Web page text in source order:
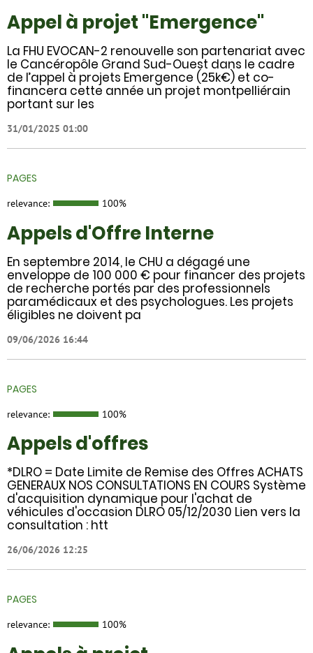
Appel à projet "Emergence"
La FHU EVOCAN-2 renouvelle son partenariat avec
le Cancéropôle Grand Sud-Ouest dans le cadre
de l’appel à projets Emergence (25k€) et co-
financera cette année un projet montpelliérain
portant sur les
31/01/2025 01:00
PAGES
relevance: 100%
Appels d'Offre Interne
En septembre 2014, le CHU a dégagé une
enveloppe de 100 000 € pour financer des projets
de recherche portés par des professionnels
paramédicaux et des psychologues. Les projets
éligibles ne doivent pa
09/06/2026 16:44
PAGES
relevance: 100%
Appels d'offres
*DLRO = Date Limite de Remise des Offres ACHATS
GENERAUX NOS CONSULTATIONS EN COURS Système
d'acquisition dynamique pour l'achat de
véhicules d'occasion DLRO 05/12/2030 Lien vers la
consultation : htt
26/06/2026 12:25
PAGES
relevance: 100%